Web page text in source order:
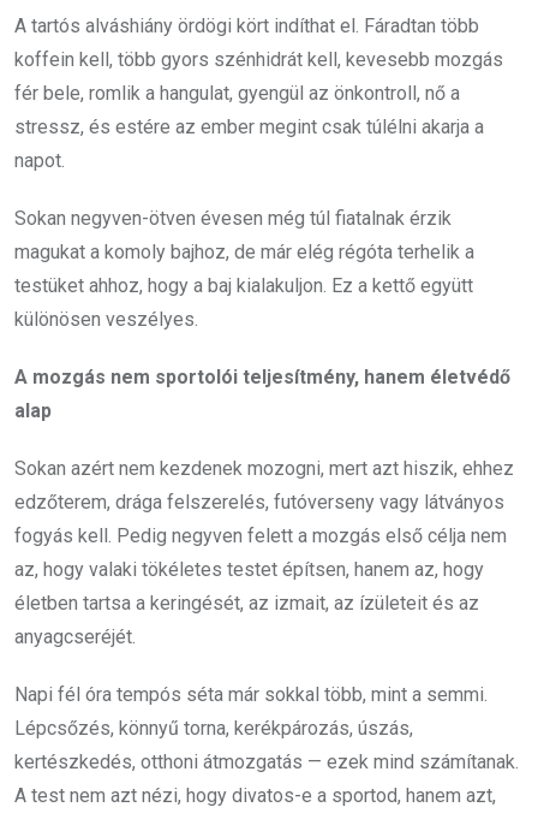
A tartós alváshiány ördögi kört indíthat el. Fáradtan több
koffein kell, több gyors szénhidrát kell, kevesebb mozgás
fér bele, romlik a hangulat, gyengül az önkontroll, nő a
stressz, és estére az ember megint csak túlélni akarja a
napot.
Sokan negyven-ötven évesen még túl fiatalnak érzik
magukat a komoly bajhoz, de már elég régóta terhelik a
testüket ahhoz, hogy a baj kialakuljon. Ez a kettő együtt
különösen veszélyes.
A mozgás nem sportolói teljesítmény, hanem életvédő
alap
Sokan azért nem kezdenek mozogni, mert azt hiszik, ehhez
edzőterem, drága felszerelés, futóverseny vagy látványos
fogyás kell. Pedig negyven felett a mozgás első célja nem
az, hogy valaki tökéletes testet építsen, hanem az, hogy
életben tartsa a keringését, az izmait, az ízületeit és az
anyagcseréjét.
Napi fél óra tempós séta már sokkal több, mint a semmi.
Lépcsőzés, könnyű torna, kerékpározás, úszás,
kertészkedés, otthoni átmozgatás — ezek mind számítanak.
A test nem azt nézi, hogy divatos-e a sportod, hanem azt,